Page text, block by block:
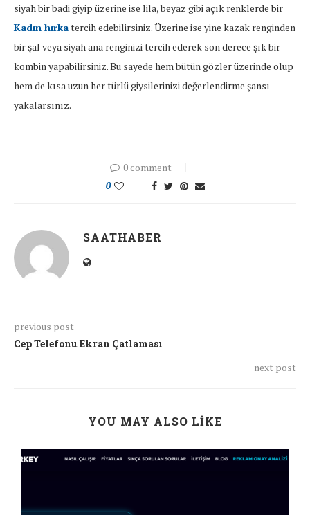
siyah bir badi giyip üzerine ise lila, beyaz gibi açık renklerde bir
Kadın hırkatercih edebilirsiniz. Üzerine ise yine kazak renginden
bir şal veya siyah ana renginizi tercih ederek son derece şık bir
kombin yapabilirsiniz. Bu sayede hem bütün gözler üzerinde olup
hem de kısa uzun her türlü giysilerinizi değerlendirme şansı
yakalarsınız.
0 comment
0
SAATHABER
previous post
Cep Telefonu Ekran Çatlaması
next post
YOU MAY ALSO LIKE